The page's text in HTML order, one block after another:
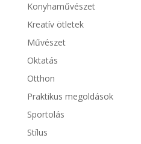
Konyhaművészet
Kreatív ötletek
Művészet
Oktatás
Otthon
Praktikus megoldások
Sportolás
Stílus